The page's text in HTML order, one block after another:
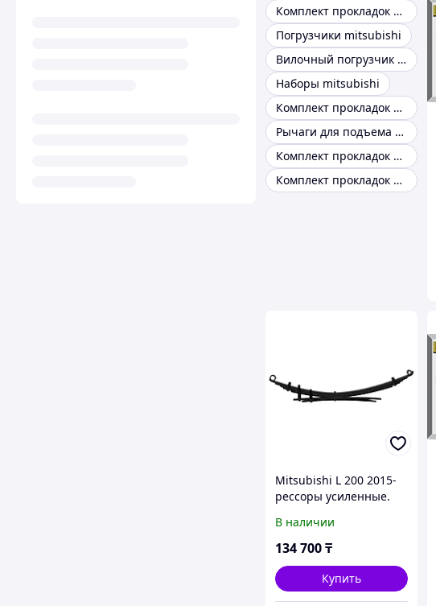
Комплект прокладок Mitsubishi Chariot
Погрузчики mitsubishi
Вилочный погрузчик MITSUBISHI
Наборы mitsubishi
Комплект прокладок турбины mitsubishi
Рычаги для подъема Mitsubishi
Комплект прокладок двигателя mitsubishi space wagon
Комплект прокладок Mitsubishi Carisma
Mitsubishi L 200 2015-
рессоры усиленные.
нагрузка 300 кг -
IRONMAN 4X4
В наличии
134 700₸
Купить